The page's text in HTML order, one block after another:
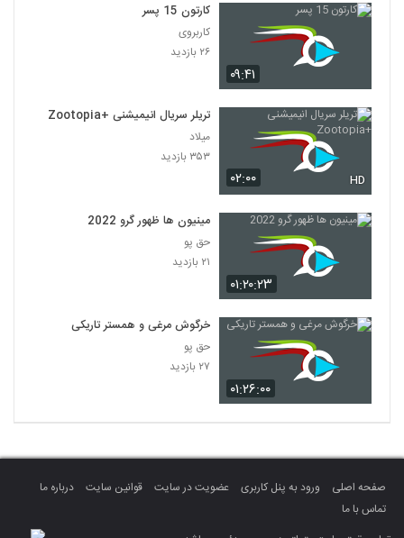
۰۹:۴۱
کارتون 15 پسر
کاربروی
۲۶ بازدید
۰۲:۰۰ HD
تریلر سریال انیمیشنی +Zootopia
میلاد
۳۵۳ بازدید
۰۱:۲۰:۲۳
مینیون ها ظهور گرو 2022
حق پو
۲۱ بازدید
۰۱:۲۶:۰۰
خرگوش مرغی و همستر تاریکی
حق پو
۲۷ بازدید
صفحه اصلی ورود به پنل کاربری عضویت در سایت قوانین سایت
درباره ما
تماس با ما